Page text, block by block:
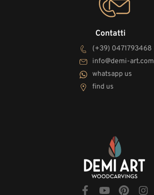
Contatti
(+39) 0471793468
info@demi-art.com
whatsapp us
find us